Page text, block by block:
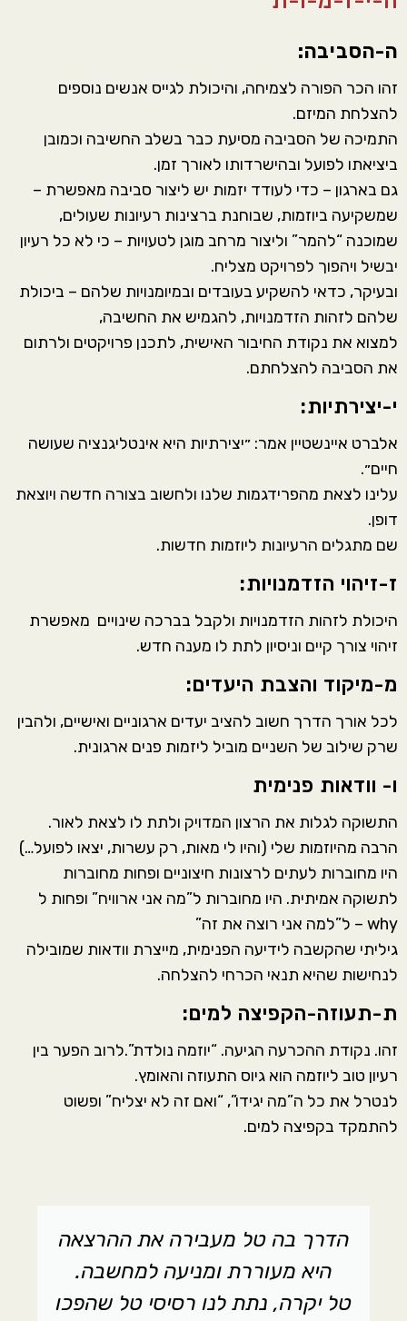
ה-הסביבה:
זהו הכר הפורה לצמיחה, והיכולת לגייס אנשים נוספים
להצלחת המיזם.
התמיכה של הסביבה מסיעת כבר בשלב החשיבה וכמובן
ביציאתו לפועל ובהישרדותו לאורך זמן.
גם בארגון – כדי לעודד יזמות יש ליצור סביבה מאפשרת –
שמשקיעה ביוזמות, שבוחנת ברצינות רעיונות שעולים,
שמוכנה “להמר” וליצור מרחב מוגן לטעויות – כי לא כל רעיון
יבשיל ויהפוך לפרויקט מצליח.
ובעיקר, כדאי להשקיע בעובדים ובמיומנויות שלהם – ביכולת
שלהם לזהות הזדמנויות, להגמיש את החשיבה,
למצוא את נקודת החיבור האישית, לתכנן פרויקטים ולרתום
את הסביבה להצלחתם.
י-יצירתיות:
אלברט איינשטיין אמר: ״יצירתיות היא אינטליגנציה שעושה
חיים״.
עלינו לצאת מהפרידגמות שלנו ולחשוב בצורה חדשה ויוצאת
דופן.
שם מתגלים הרעיונות ליוזמות חדשות.
ז-זיהוי הזדמנויות:
היכולת לזהות הזדמנויות ולקבל בברכה שינויים מאפשרת
זיהוי צורך קיים וניסיון לתת לו מענה חדש.
מ-מיקוד והצבת היעדים:
לכל אורך הדרך חשוב להציב יעדים ארגוניים ואישיים, ולהבין
שרק שילוב של השניים מוביל ליזמות פנים ארגונית.
ו- וודאות פנימית
התשוקה לגלות את הרצון המדויק ולתת לו לצאת לאור.
הרבה מהיוזמות שלי (והיו לי מאות, רק עשרות, יצאו לפועל…)
היו מחוברות לעתים לרצונות חיצוניים ופחות מחוברות
לתשוקה אמיתית. היו מחוברות ל”מה אני ארוויח” ופחות ל
why – ל”למה אני רוצה את זה”
גיליתי שהקשבה לידיעה הפנימית, מייצרת וודאות שמובילה
לנחישות שהיא תנאי הכרחי להצלחה.
ת-תעוזה-הקפיצה למים:
זהו. נקודת ההכרעה הגיעה. “יוזמה נולדת”.לרוב הפער בין
רעיון טוב ליוזמה הוא גיוס התעוזה והאומץ.
לנטרל את כל ה”מה יגידו”, “ואם זה לא יצליח” ופשוט
להתמקד בקפיצה למים.
הדרך בה טל מעבירה את ההרצאה
היא מעוררת ומניעה למחשבה.
טל יקרה, נתת לנו רסיסי טל שהפכו